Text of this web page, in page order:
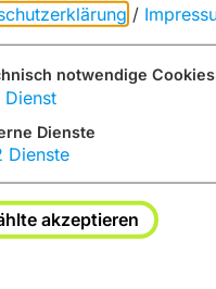
von „OpenStreetMap/
/
notwendige Cookies
Dienst
Dienste
Dienste
akzeptieren